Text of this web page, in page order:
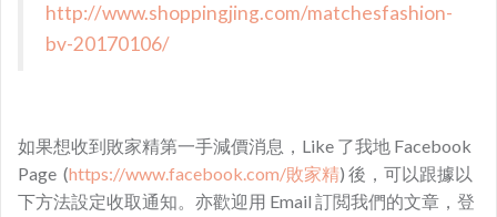
http://www.shoppingjing.com/matchesfashion-
bv-20170106/
如果想收到敗家精第一手減價消息，Like 了我地 Facebook
Page (https://www.facebook.com/敗家精) 後，可以跟據以
下方法設定收取通知。亦歡迎用 Email 訂閲我們的文章，登